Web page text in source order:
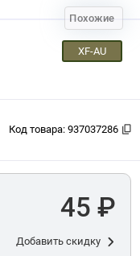
Похожие
XF-AU
Код товара: 937037286
45 ₽
Добавить скидку